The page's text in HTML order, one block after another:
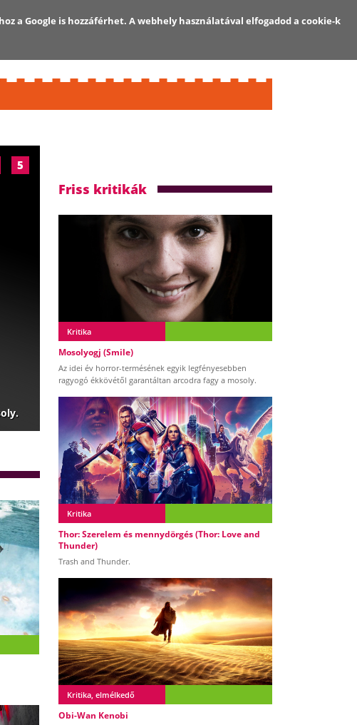
Regisztráció Bejelentkezés
5
Friss kritikák
Kritika
Mosolyogj (Smile)
Az idei év horror-termésének egyik legfényesebben
ragyogó ékkövétől garantáltan arcodra fagy a mosoly.
Kritika
Thor: Szerelem és mennydörgés (Thor: Love and
Thunder)
Trash and Thunder.
Kritika, elmélkedő
Obi-Wan Kenobi
a Google is hozzáférhet. A webhely használatával elfogadod a cookie-k